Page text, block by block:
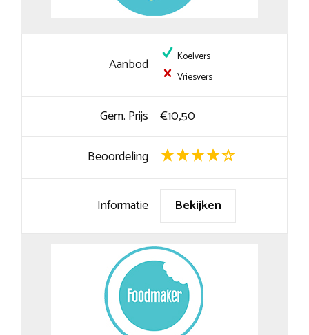
Aanbod
Koelvers
Vriesvers
Gem. Prijs €10,50
Beoordeling
Informatie Bekijken